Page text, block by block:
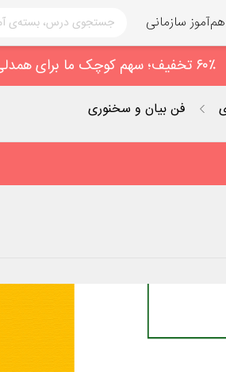
هم‌آموز سازمانی
۶۰٪ تخفیف؛ سهم کوچک ما برای همدلی ؛ فعـال‌سازی آنی در پیام رسان بله: 09938673523
فن بیان و سخنوری